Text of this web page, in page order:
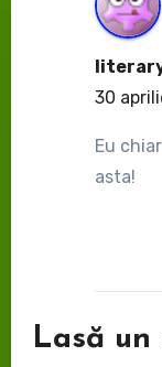
30
Eu
asta!
Lasă un